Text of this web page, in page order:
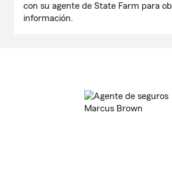
con su agente de State Farm para
información.